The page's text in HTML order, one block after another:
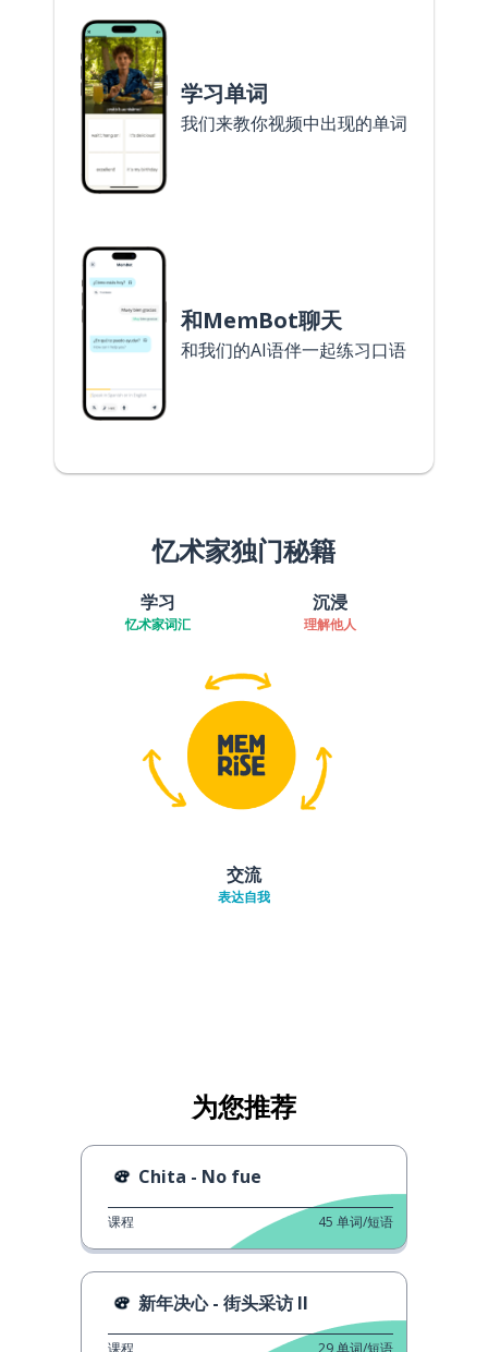
学习单词
我们来教你视频中出现的单词
和MemBot聊天
和我们的AI语伴一起练习口语
忆术家独门秘籍
学习
忆术家词汇
沉浸
理解他人
交流
表达自我
为您推荐
Chita - No fue
课程 45 单词/短语
新年决心 - 街头采访 II
课程 29单词/短语